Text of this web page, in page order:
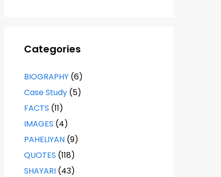
Categories
BIOGRAPHY (6)
Case Study (5)
FACTS (11)
IMAGES (4)
PAHELIYAN (9)
QUOTES (118)
SHAYARI (43)